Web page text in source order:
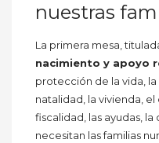
nuestras
La primera mesa,
nacimiento y apoyo
protección de la vida,
natalidad, la vivienda,
fiscalidad, las ayudas,
necesitan las familias